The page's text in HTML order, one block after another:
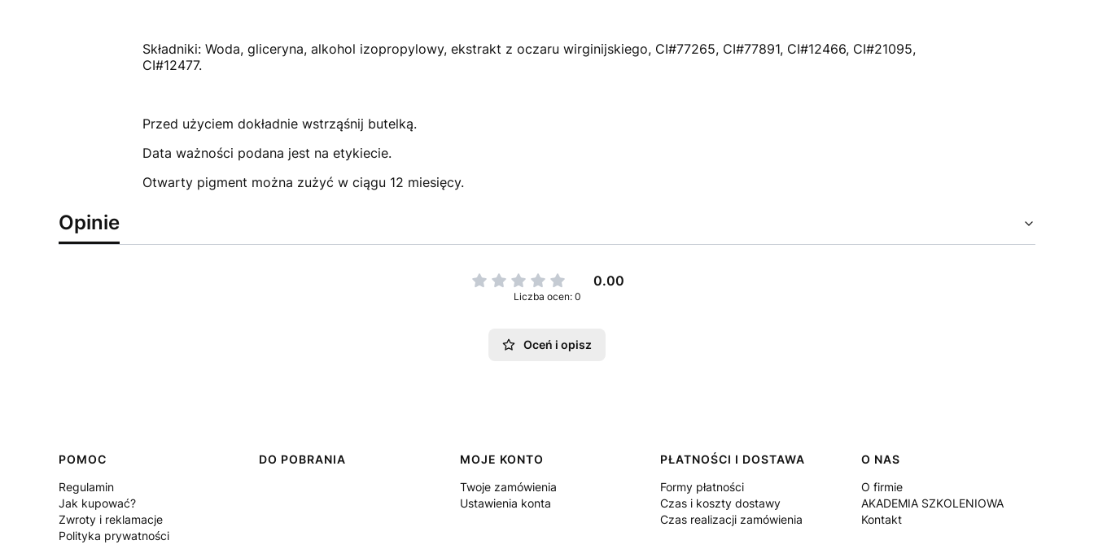
Składniki: Woda, gliceryna, alkohol izopropylowy, ekstrakt z oczaru wirginijskiego, CI#77265, CI#77891, CI#12466, CI#21095,
CI#12477.
Przed użyciem dokładnie wstrząśnij butelką.
Data ważności podana jest na etykiecie.
Otwarty pigment można zużyć w ciągu 12 miesięcy.
Opinie
0.00
Liczba ocen: 0
Oceń i opisz
Linki w stopce
POMOC
Regulamin
Jak kupować?
Zwroty i reklamacje
Polityka prywatności
DO POBRANIA
MOJE KONTO
Twoje zamówienia
Ustawienia konta
PŁATNOŚCI I DOSTAWA
Formy płatności
Czas i koszty dostawy
Czas realizacji zamówienia
O NAS
O firmie
AKADEMIA SZKOLENIOWA
Kontakt